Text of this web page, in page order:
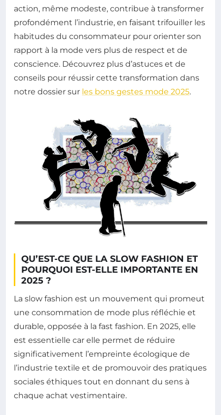
action, même modeste, contribue à transformer
profondément l’industrie, en faisant trifouiller les
habitudes du consommateur pour orienter son
rapport à la mode vers plus de respect et de
conscience. Découvrez plus d’astuces et de
conseils pour réussir cette transformation dans
notre dossier sur les bons gestes mode 2025.
QU’EST-CE QUE LA SLOW FASHION ET
POURQUOI EST-ELLE IMPORTANTE EN
2025 ?
La slow fashion est un mouvement qui promeut
une consommation de mode plus réfléchie et
durable, opposée à la fast fashion. En 2025, elle
est essentielle car elle permet de réduire
significativement l’empreinte écologique de
l’industrie textile et de promouvoir des pratiques
sociales éthiques tout en donnant du sens à
chaque achat vestimentaire.